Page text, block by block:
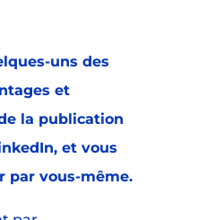
uns des
et
la publication
et vous
par vous-même.